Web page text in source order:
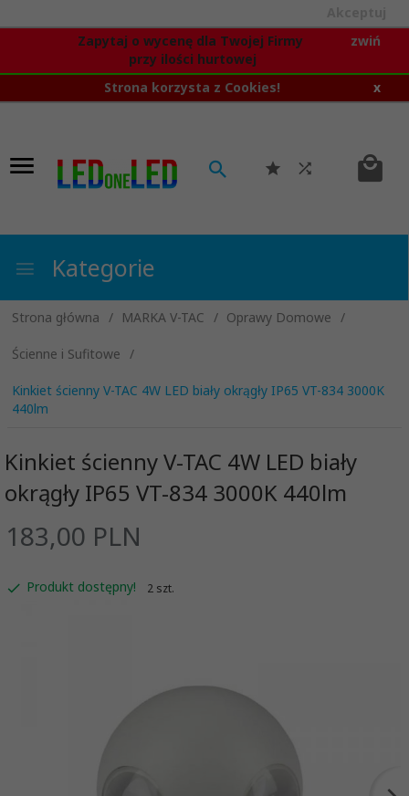
Zapytaj o wycenę dla Twojej Firmy
przy ilości hurtowej
zwiń
Strona korzysta z Cookies! x
Kategorie
Strona główna MARKA V-TAC Oprawy Domowe
Ścienne i Sufitowe
Kinkiet ścienny V-TAC 4W LED biały okrągły IP65 VT-834 3000K
440lm
Kinkiet ścienny V-TAC 4W LED biały
okrągły IP65 VT-834 3000K 440lm
183,00 PLN
Produkt dostępny! 2 szt.